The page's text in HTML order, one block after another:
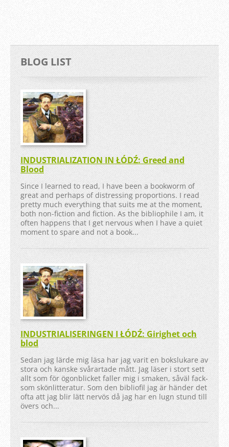
BLOG LIST
INDUSTRIALIZATION IN ŁÓDŹ: Greed and
Blood
Since I learned to read, I have been a bookworm of
great and perhaps of distressing proportions. I read
pretty much everything that suits me at the moment,
both non-fiction and fiction. As the bibliophile I am, it
often happens that I get nervous when I have a quiet
moment to spare and not a book...
INDUSTRIALISERINGEN I ŁÓDŹ: Girighet och
blod
Sedan jag lärde mig läsa har jag varit en bokslukare av
stora och kanske svårartade mått. Jag läser i stort sett
allt som för ögonblicket faller mig i smaken, såväl fack-
som skönlitteratur. Som den bibliofil jag är händer det
ofta att jag blir lätt nervös då jag har en lugn stund till
övers och...